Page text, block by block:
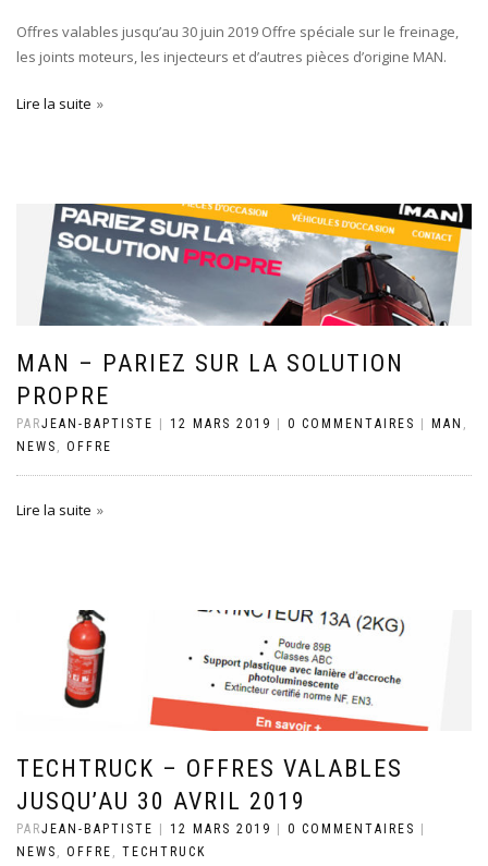
Offres valables jusqu’au 30 juin 2019 Offre spéciale sur le freinage,
les joints moteurs, les injecteurs et d’autres pièces d’origine MAN.
Lire la suite
MAN – PARIEZ SUR LA SOLUTION
PROPRE
PARJEAN-BAPTISTE 12 MARS 2019 0 COMMENTAIRES MAN ,
NEWS , OFFRE
Lire la suite
TECHTRUCK – OFFRES VALABLES
JUSQU’AU 30 AVRIL 2019
PARJEAN-BAPTISTE 12 MARS 2019 0 COMMENTAIRES
NEWS , OFFRE , TECHTRUCK